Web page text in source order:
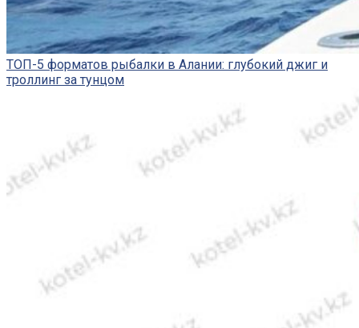
ТОП-5 форматов рыбалки в Алании: глубокий джиг и
троллинг за тунцом